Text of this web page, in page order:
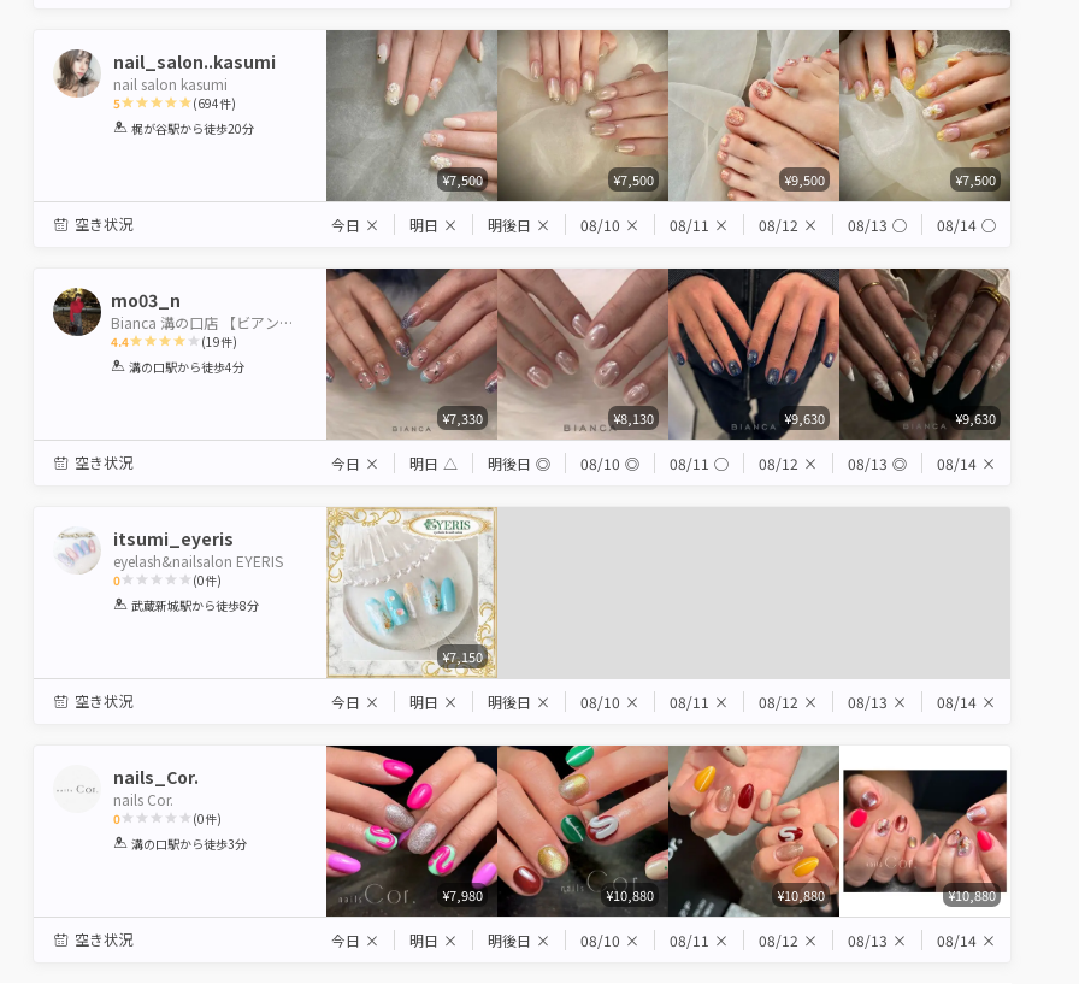
nail_salon..kasumi
nail salon kasumi
5
1 2 3 4 5
(694件)
梶が谷駅から徒歩20分
¥7,500 ¥7,500 ¥9,500 ¥7,500
空き状況 今日 × 明日 × 明後日 × 08/10 × 08/11 × 08/12 × 08/13 ◯ 08/14 ◯
mo03_n
Bianca 溝の口店 【ビアンカ】
4.4
1 2 3 4 5
(19件)
溝の口駅から徒歩4分
¥7,330 ¥8,130 ¥9,630 ¥9,630
空き状況 今日 × 明日 △ 明後日 ◎ 08/10 ◎ 08/11 ◯ 08/12 × 08/13 ◎ 08/14 ×
itsumi_eyeris
eyelash&nailsalon EYERIS
0
1 2 3 4 5
(0件)
武蔵新城駅から徒歩8分
¥7,150
空き状況 今日 × 明日 × 明後日 × 08/10 × 08/11 × 08/12 × 08/13 × 08/14 ×
nails_Cor.
nails Cor.
0
1 2 3 4 5
(0件)
溝の口駅から徒歩3分
¥7,980 ¥10,880 ¥10,880 ¥10,880
空き状況 今日 × 明日 × 明後日 × 08/10 × 08/11 × 08/12 × 08/13 × 08/14 ×